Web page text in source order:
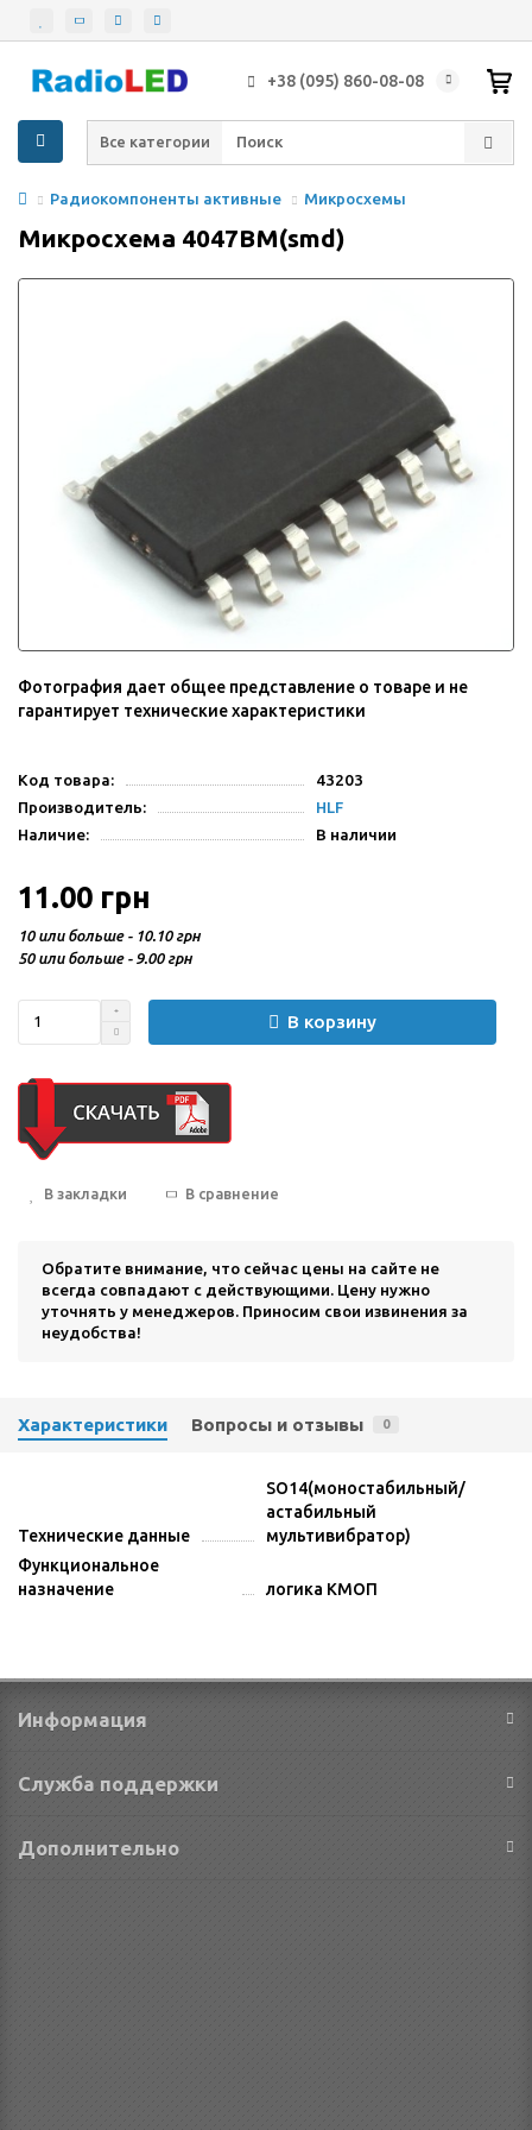
+38 (095) 860-08-08
Все категории
Радиокомпоненты активные Микросхемы
Микросхема 4047BM(smd)
Фотография дает общее представление о товаре и не
гарантирует технические характеристики
Код товара:
43203
Производитель:
HLF
Наличие:
В наличии
11.00 грн
10 или больше - 10.10 грн
50 или больше - 9.00 грн
В корзину
В закладки В сравнение
Обратите внимание, что сейчас цены на сайте не
всегда совпадают с действующими. Цену нужно
уточнять у менеджеров. Приносим свои извинения за
неудобства!
Характеристики Вопросы и отзывы 0
Технические данные
SO14(моностабильный/
астабильный
мультивибратор)
Функциональное
назначение
логика КМОП
Информация
Служба поддержки
Дополнительно